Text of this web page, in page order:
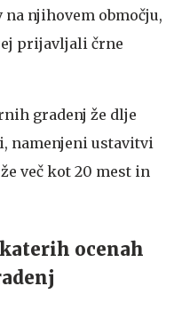
njihovem območju,
prijavljali črne
gradenj že dlje
namenjeni ustavitvi
več kot 20 mest in
ocenah